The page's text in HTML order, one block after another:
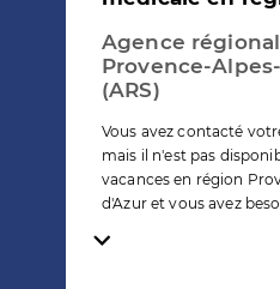
Agence
Provence-
(ARS)
Vous avez contacté
mais il n'est pas
vacances en région
d'Azur et vous avez
Temps de lecture